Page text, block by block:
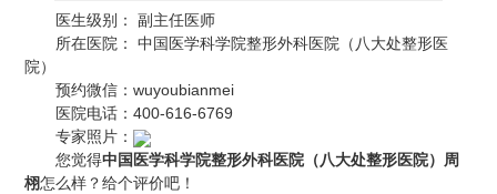
医生级别：
副主任医师
所在医院：
中国医学科学院整形外科医院（八大处整形医
院）
预约微信：wuyoubianmei
医院电话：400-616-6769
专家照片：
您觉得中国医学科学院整形外科医院（八大处整形医院）周
栩怎么样？给个评价吧！